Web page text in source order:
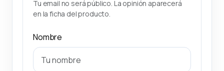
Tu email no será público. La opinión aparecerá
en la ficha del producto.
Nombre